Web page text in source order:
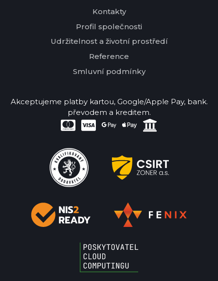
Kontakty
Profil společnosti
Udržitelnost a životní prostředí
Reference
Smluvní podmínky
Akceptujeme platby kartou, Google/Apple Pay, bank.
převodem a kreditem.